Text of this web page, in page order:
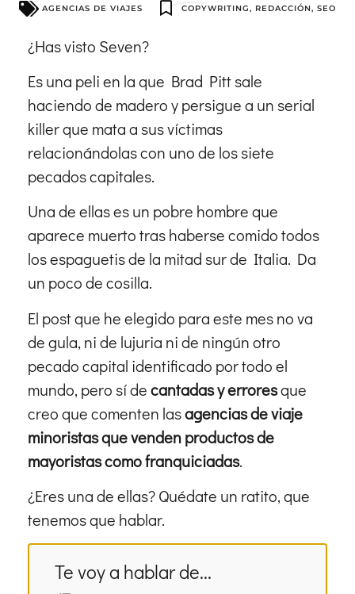
AGENCIAS DE VIAJES COPYWRITING, REDACCIÓN, SEO
¿Has visto Seven?
Es una peli en la que Brad Pitt sale
haciendo de madero y persigue a un serial
killer que mata a sus víctimas
relacionándolas con uno de los siete
pecados capitales.
Una de ellas es un pobre hombre que
aparece muerto tras haberse comido todos
los espaguetis de la mitad sur de Italia. Da
un poco de cosilla.
El post que he elegido para este mes no va
de gula, ni de lujuria ni de ningún otro
pecado capital identificado por todo el
mundo, pero sí decantadas y erroresque
creo que comenten lasagencias de viaje
minoristas que venden productos de
mayoristas como franquiciadas.
¿Eres una de ellas? Quédate un ratito, que
tenemos que hablar.
Te voy a hablar de...